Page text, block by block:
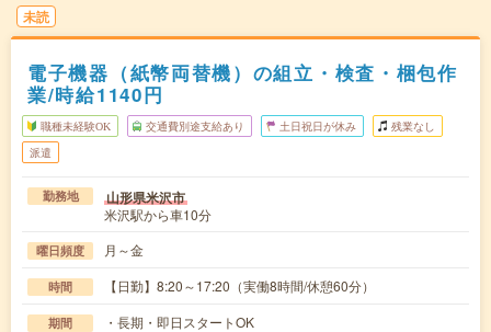
未読
電子機器（紙幣両替機）の組立・検査・梱包作
業/時給1140円
職種未経験OK 交通費別途支給あり 土日祝日が休み 残業なし
派遣
勤務地 山形県米沢市
米沢駅から車10分
曜日頻度 月～金
時間 【日勤】8:20～17:20（実働8時間/休憩60分）
期間 ・長期・即日スタートOK